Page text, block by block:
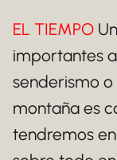
EL TIEMPO
importantes
senderismo
montaña es
tendremos